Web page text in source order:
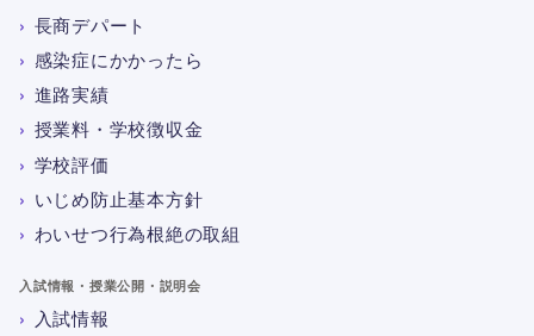
長商デパート
感染症にかかったら
進路実績
授業料・学校徴収金
学校評価
いじめ防止基本方針
わいせつ行為根絶の取組
入試情報・授業公開・説明会
入試情報